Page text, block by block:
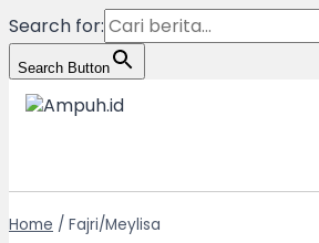
Search for:
Search Button
Skip
to
Home / Fajri/Meylisa